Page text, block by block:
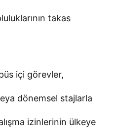
takas
içi görevler,
dönemsel stajlarla
izinlerinin ülkeye